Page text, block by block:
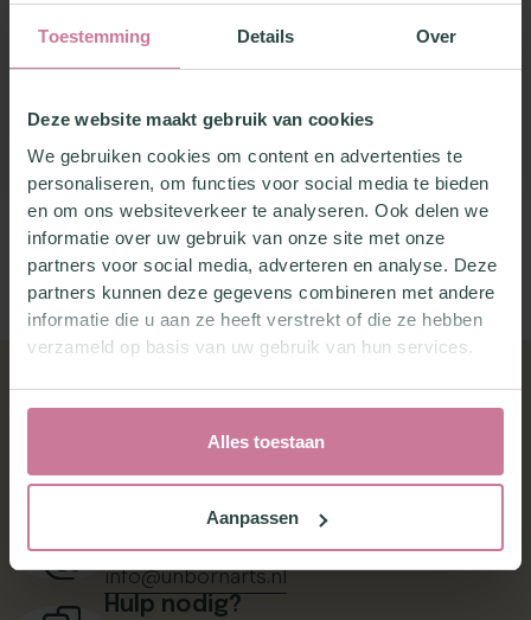
Toestemming Details Over
Deze website maakt gebruik van cookies
We gebruiken cookies om content en advertenties te
personaliseren, om functies voor social media te bieden
en om ons websiteverkeer te analyseren. Ook delen we
informatie over uw gebruik van onze site met onze
partners voor social media, adverteren en analyse. Deze
partners kunnen deze gegevens combineren met andere
informatie die u aan ze heeft verstrekt of die ze hebben
verzameld op basis van uw gebruik van hun services.
Alles toestaan
Aanpassen
Ga verder
Hulp nodig?
Wij staan voor je klaar!
Bel ons:
+31 633010693
Email ons:
info@unbornarts.nl
Hulp nodig?